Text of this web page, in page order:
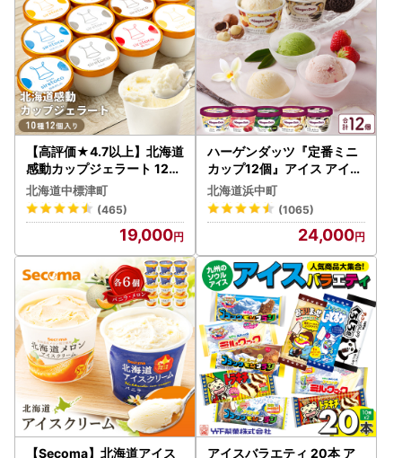
【高評価★4.7以上】北海道
感動カップジェラート 120
g×12個 セット 北海道ミル
ク 知床のしお クリームチー
ズ 野いちご 抹茶 コーヒー
チョコチップ バニラ かぼち
ゃ ゴマ ジェラート アイス
カップアイス アイスクリー
ム スイーツ ふるさと納税
北海道 中標津町 中標津【12
00103】
北海道中標津町
(465)
19,000
ハーゲンダッツ『定番ミニ
カップ12個』アイス アイス
クリーム スイーツ 北海道_
H0016-111
北海道浜中町
(1065)
24,000
【Secoma】北海道アイス
アイスバラエティ 20本 ア